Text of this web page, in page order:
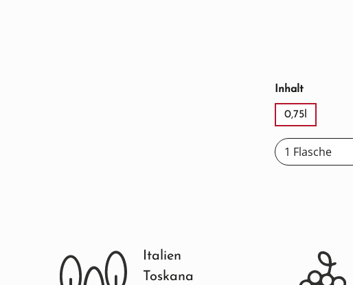
Inhaltauswählen
0,75l
Italien
Toskana